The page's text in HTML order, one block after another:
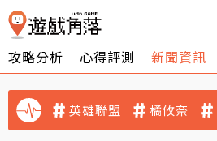
攻略分析 心得評測 新聞資訊
英雄聯盟 橘攸奈